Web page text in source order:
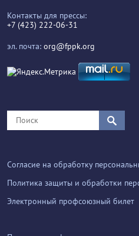
Контакты для прессы:
+7 (423) 222-06-31
эл. почта: org@fppk.org
Согласие на обработку
Политика защиты и обработки
Электронный профсоюзный билет